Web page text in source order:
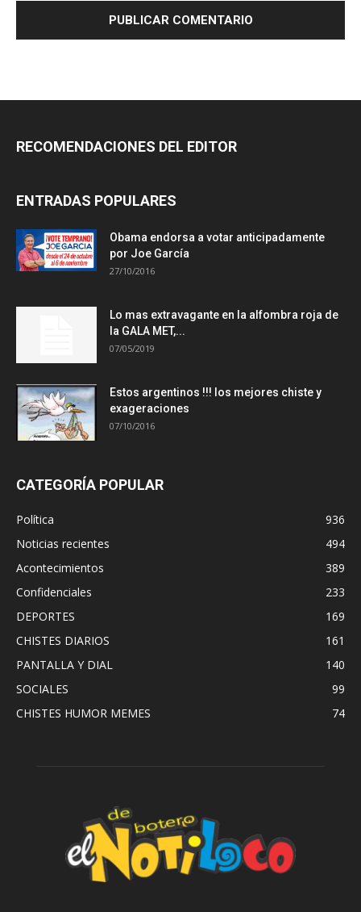
RECOMENDACIONES DEL EDITOR
ENTRADAS POPULARES
Obama endorsa a votar anticipadamente
por Joe García
27/10/2016
Lo mas extravagante en la alfombra roja de
la GALA MET,...
07/05/2019
Estos argentinos !!! los mejores chiste y
exageraciones
07/10/2016
CATEGORÍA POPULAR
Política
936
Noticias recientes
494
Acontecimientos
389
Confidenciales
233
DEPORTES
169
CHISTES DIARIOS
161
PANTALLA Y DIAL
140
SOCIALES
99
CHISTES HUMOR MEMES
74